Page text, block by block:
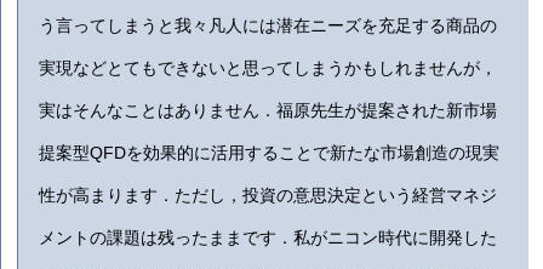
う言ってしまうと我々凡人には潜在ニーズを充足する商品の
実現などとてもできないと思ってしまうかもしれませんが，
実はそんなことはありません．福原先生が提案された新市場
提案型QFDを効果的に活用することで新たな市場創造の現実
性が高まります．ただし，投資の意思決定という経営マネジ
メントの課題は残ったままです．私がニコン時代に開発した